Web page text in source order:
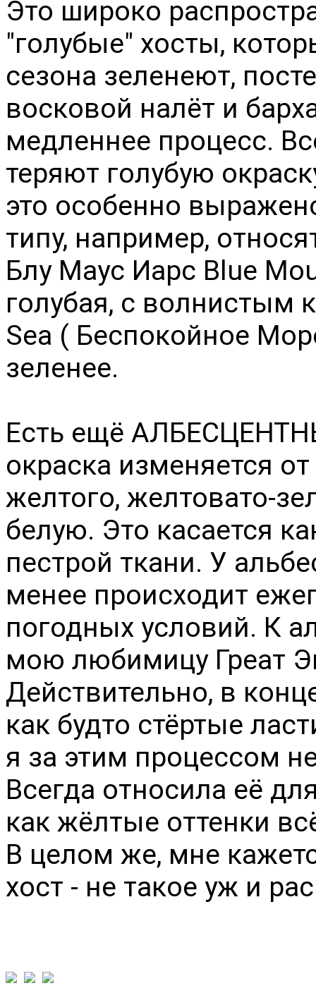
Это широко
"голубые" хосты,
сезона зеленеют,
восковой налёт и
медленнее процесс.
теряют голубую
это особенно
типу, например,
Блу Маус Иарс Blue
голубая, с волнистым
Sea ( Беспокойное
зеленее.
Есть ещё
окраска изменяется
желтого, желтовато-
белую. Это касается
пестрой ткани. У
менее происходит
погодных условий. К
мою любимицу Греат
Действительно, в
как будто стёртые
я за этим процессом
Всегда относила её
как жёлтые оттенки
В целом же, мне
хост - не такое уж и